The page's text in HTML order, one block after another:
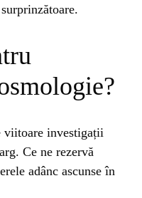
viitoare investigații
Ce ne rezervă
adânc ascunse în